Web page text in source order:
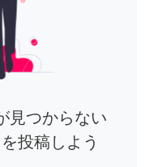
見つからない
投稿しよう